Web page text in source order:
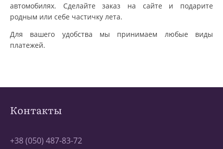
автомобилях. Сделайте заказ на сайте и подарите
родным или себе частичку лета.
Для вашего удобства мы принимаем любые виды
платежей.
Контакты
+38 (050) 487-83-72